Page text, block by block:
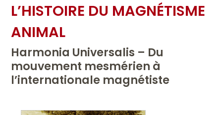
L’HISTOIRE DU MAGNÉTISME
ANIMAL
Harmonia Universalis – Du
mouvement mesmérien à
l’internationale magnétiste